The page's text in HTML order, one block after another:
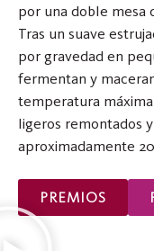
por una doble mesa
Tras un suave
por gravedad en
fermentan y
temperatura
ligeros remontados
aproximadamente
PREMIOS